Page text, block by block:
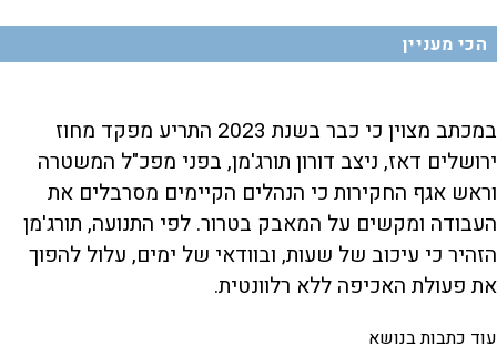
הכי מעניין
במכתב מצוין כי כבר בשנת 2023 התריע מפקד מחוז
ירושלים דאז, ניצב דורון תורג'מן, בפני מפכ"ל המשטרה
וראש אגף החקירות כי הנהלים הקיימים מסרבלים את
העבודה ומקשים על המאבק בטרור. לפי התנועה, תורג'מן
הזהיר כי עיכוב של שעות, ובוודאי של ימים, עלול להפוך
את פעולת האכיפה ללא רלוונטית.
עוד כתבות בנושא